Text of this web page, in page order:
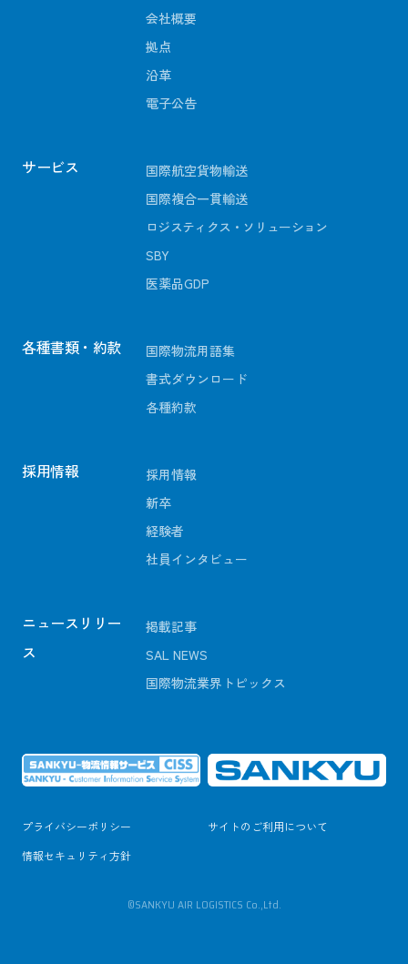
会社概要
拠点
沿革
電子公告
サービス
国際航空貨物輸送
国際複合一貫輸送
ロジスティクス・ソリューション
SBY
医薬品GDP
各種書類・約款
国際物流用語集
書式ダウンロード
各種約款
採用情報
採用情報
新卒
経験者
社員インタビュー
ニュースリリー
ス
掲載記事
SAL NEWS
国際物流業界トピックス
プライバシーポリシー
サイトのご利用について
情報セキュリティ方針
©SANKYU AIR LOGISTICS Co.,Ltd.